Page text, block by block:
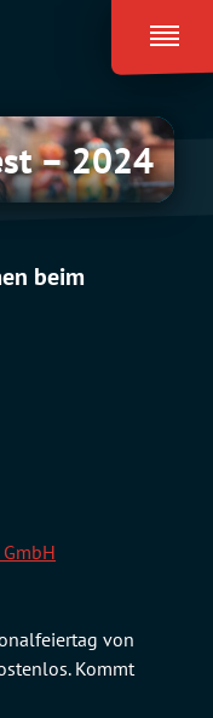
– 2024
beim
von
Kommt